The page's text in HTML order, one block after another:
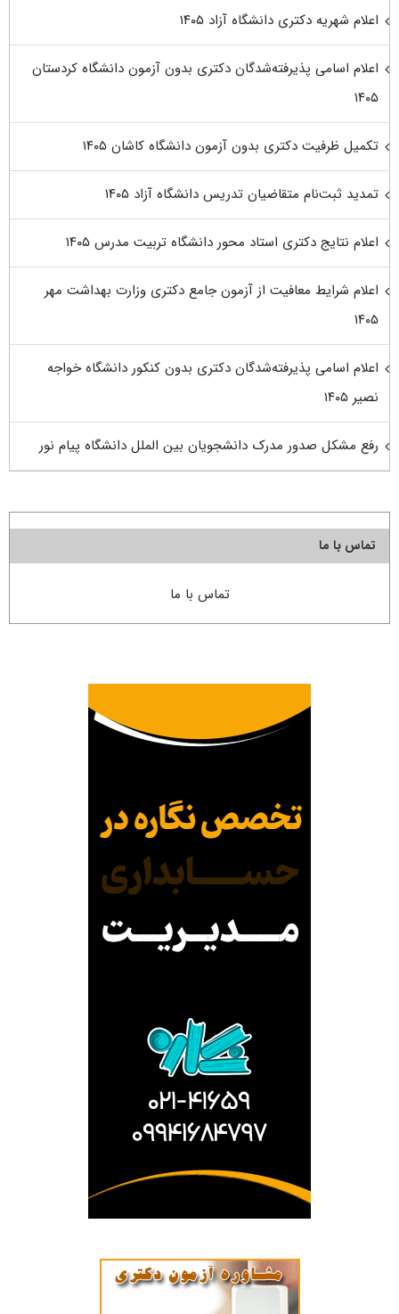
اعلام شهریه دکتری دانشگاه آزاد ۱۴۰۵
اعلام اسامی پذیرفته‌شدگان دکتری بدون آزمون دانشگاه کردستان
۱۴۰۵
تکمیل ظرفیت دکتری بدون آزمون دانشگاه کاشان ۱۴۰۵
تمدید ثبت‌نام متقاضیان تدریس دانشگاه آزاد ۱۴۰۵
اعلام نتایج دکتری استاد محور دانشگاه تربیت مدرس ۱۴۰۵
اعلام شرایط معافیت از آزمون جامع دکتری وزارت بهداشت مهر
۱۴۰۵
اعلام اسامی پذیرفته‌شدگان دکتری بدون کنکور دانشگاه خواجه
نصیر ۱۴۰۵
رفع مشکل صدور مدرک دانشجویان بین الملل دانشگاه پیام نور
تماس با ما
تماس با ما